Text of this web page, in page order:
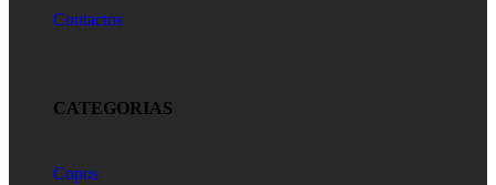
Contactos
CATEGORIAS
Copos